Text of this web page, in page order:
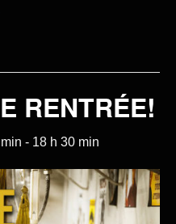
RENTRÉE!
- 18 h 30 min